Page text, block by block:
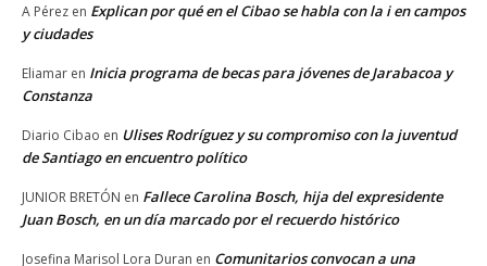
A Pérez en Explican por qué en el Cibao se habla con la i en campos
y ciudades
Eliamar en Inicia programa de becas para jóvenes de Jarabacoa y
Constanza
Diario Cibao en Ulises Rodríguez y su compromiso con la juventud
de Santiago en encuentro político
JUNIOR BRETÓN en Fallece Carolina Bosch, hija del expresidente
Juan Bosch, en un día marcado por el recuerdo histórico
Josefina Marisol Lora Duran en Comunitarios convocan a una